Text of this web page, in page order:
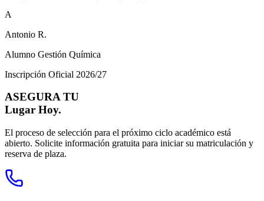
A
Antonio R.
Alumno Gestión Química
Inscripción Oficial 2026/27
ASEGURA TU
Lugar Hoy.
El proceso de selección para el próximo ciclo académico está
abierto. Solicite información gratuita para iniciar su matriculación y
reserva de plaza.